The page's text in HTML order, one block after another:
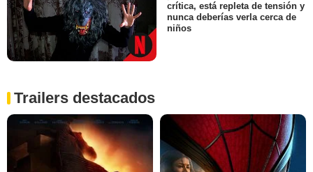
crítica, está repleta de tensión y
nunca deberías verla cerca de
niños
Trailers destacados